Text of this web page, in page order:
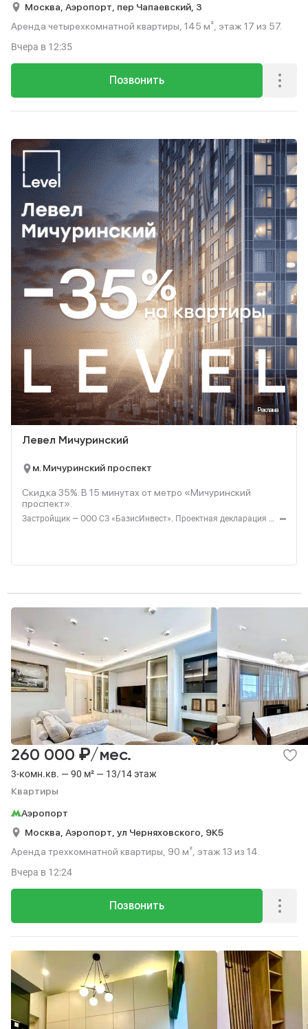
Москва, Аэропорт, пер Чапаевский, 3
Аренда четырехкомнатной квартиры, 145 м², этаж 17 из 57.
Позвонить
Вчера в 12:35
Реклама
Левел Мичуринский
м. Мичуринский проспект
Скидка 35%. В 15 минутах от метро «Мичуринский
проспект».
Застройщик — ООО СЗ «БазисИнвест». Проектная декларация — наш.дом.рф. Акция до 31.08.2026. Не оферта. Подробности — level.ru
3-комн.кв. — 90 м² — 13/14 этаж
Квартиры
260 000 ₽/мес.
Аэропорт
Москва, Аэропорт, ул Черняховского, 9К5
Аренда трехкомнатной квартиры, 90 м², этаж 13 из 14.
Позвонить
Вчера в 12:24